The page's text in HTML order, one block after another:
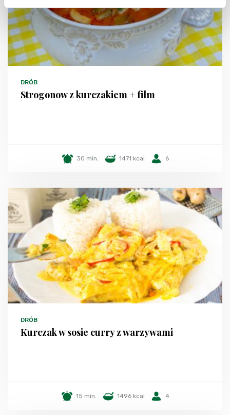
DRÓB
Strogonow z kurczakiem + film
30 min. 1471 kcal 6
DRÓB
Kurczak w sosie curry z warzywami
15 min. 1496 kcal 4